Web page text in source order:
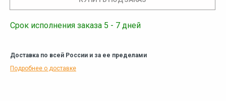
Срок исполнения заказа 5 - 7 дней
Доставка по всей России и за ее пределами
Подробнее о доставке